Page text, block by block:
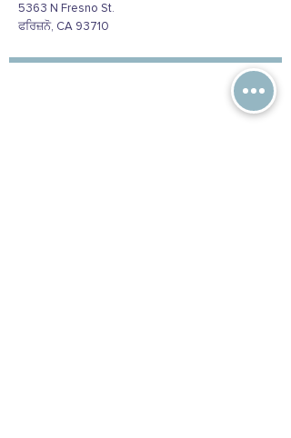
5363 N Fresno St.
ਫਰਿਜ਼ਨੋ, CA 93710